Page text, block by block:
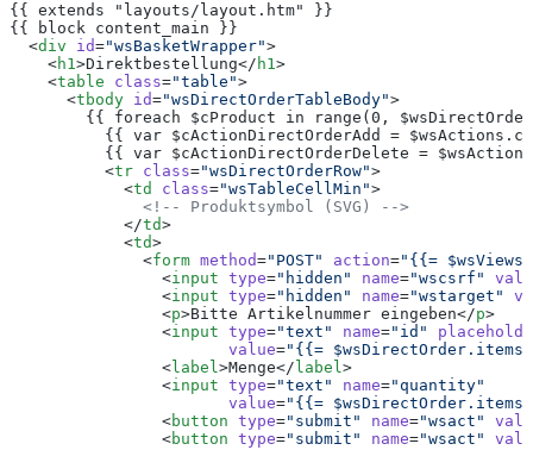
{{ extends "layouts/layout.htm" }}
{{ block content_main }}
  <
div id="wsBasketWrapper">
    <
h1>Direktbestellung</ h1>
    <
table class="table">
      <
tbody id="wsDirectOrderTableBody">
{{ foreach $cProduct in range(0,
{{ var $cActionDirectOrderAdd =
{{ var $cActionDirectOrderDelete =
          <
tr class="wsDirectOrderRow">
            <
td class="wsTableCellMin">
              <!-- Produktsymbol (SVG) -->
            </
td>
            <
td>
              <
form method="POST" action="{{=
                <
input type="hidden" name="wscsrf"
                <
input type="hidden" name="wstarget"
                <
p>Bitte Artikelnummer eingeben</p>
                <
input type="text" name="id"
                       value
="{{=
                <
label>Menge</ label>
                <
input type="text" name="quantity"
                       value
="{{=
                <
button type="submit" name="wsact"
                <
button type="submit" name="wsact"